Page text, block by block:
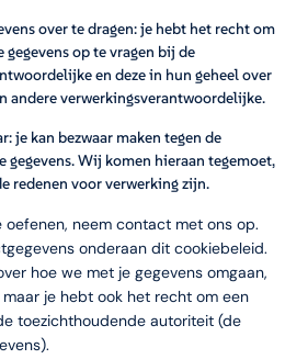
over te dragen: je hebt het recht om
op te vragen bij de
en deze in hun geheel over
andere verwerkingsverantwoordelijke.
je kan bezwaar maken tegen de
gegevens. Wij komen hieraan tegemoet,
redenen voor verwerking zijn.
neem contact met ons op.
onderaan dit cookiebeleid.
hoe we met je gegevens omgaan,
je hebt ook het recht om een
toezichthoudende autoriteit (de